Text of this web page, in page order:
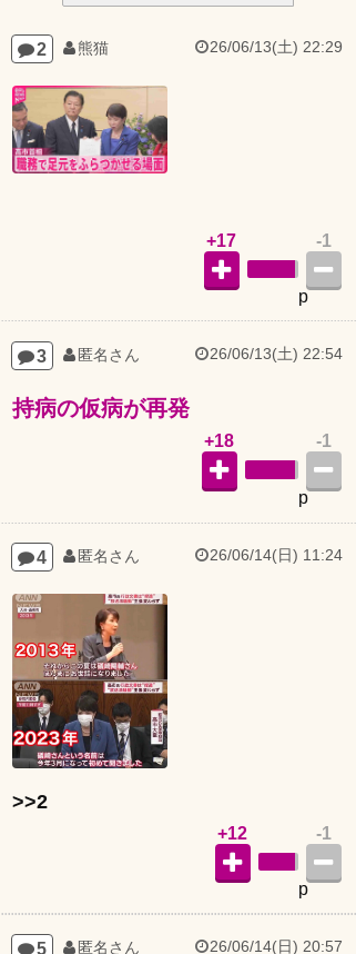
2 熊猫 26/06/13(土) 22:29
-1
p
+17
3 匿名さん 26/06/13(土) 22:54
持病の仮病が再発
-1
p
+18
4 匿名さん 26/06/14(日) 11:24
>>2
-1
p
+12
5 匿名さん 26/06/14(日) 20:57